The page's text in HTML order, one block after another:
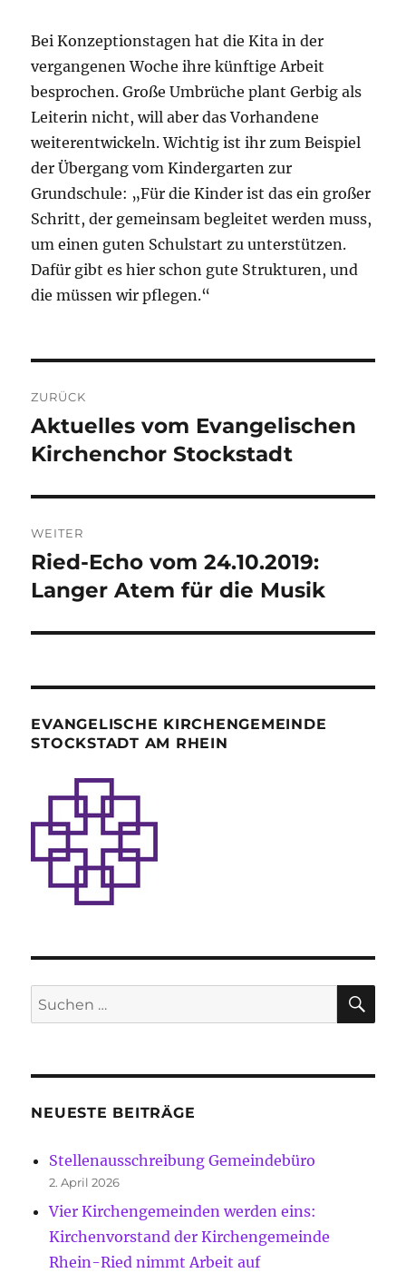
Bei Konzeptionstagen hat die Kita in der
vergangenen Woche ihre künftige Arbeit
besprochen. Große Umbrüche plant Gerbig als
Leiterin nicht, will aber das Vorhandene
weiterentwickeln. Wichtig ist ihr zum Beispiel
der Übergang vom Kindergarten zur
Grundschule: „Für die Kinder ist das ein großer
Schritt, der gemeinsam begleitet werden muss,
um einen guten Schulstart zu unterstützen.
Dafür gibt es hier schon gute Strukturen, und
die müssen wir pflegen.“
ZURÜCK
Vorheriger
Beitrag:
Aktuelles vom Evangelischen
Kirchenchor Stockstadt
WEITER
Nächster
Beitrag:
Ried-Echo vom 24.10.2019:
Langer Atem für die Musik
EVANGELISCHE KIRCHENGEMEINDE
STOCKSTADT AM RHEIN
Suche
nach:
NEUESTE BEITRÄGE
Stellenausschreibung Gemeindebüro
2. April 2026
Vier Kirchengemeinden werden eins:
Kirchenvorstand der Kirchengemeinde
Rhein-Ried nimmt Arbeit auf